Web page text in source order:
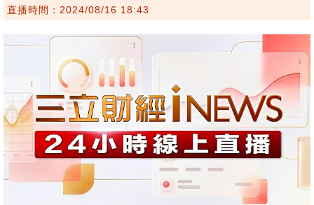
直播時間：2024/08/16 18:43